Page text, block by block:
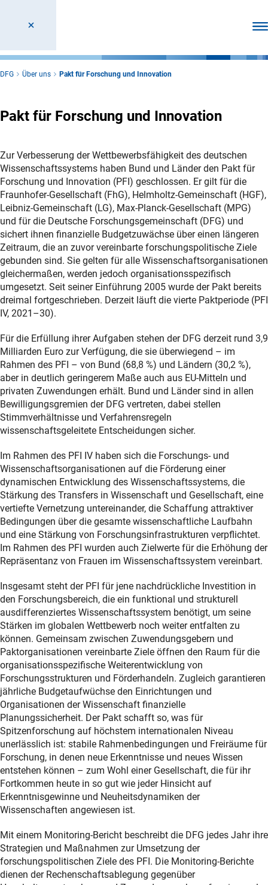
DFG Über uns Pakt für Forschung und Innovation
Pakt für Forschung und Innovation
Zur Verbesserung der Wettbewerbsfähigkeit des deutschen
Wissenschaftssystems haben Bund und Länder den Pakt für
Forschung und Innovation (PFI) geschlossen. Er gilt für die
Fraunhofer-Gesellschaft (FhG), Helmholtz-Gemeinschaft (HGF),
Leibniz-Gemeinschaft (LG), Max-Planck-Gesellschaft (MPG)
und für die Deutsche Forschungsgemeinschaft (DFG) und
sichert ihnen finanzielle Budgetzuwächse über einen längeren
Zeitraum, die an zuvor vereinbarte forschungspolitische Ziele
gebunden sind. Sie gelten für alle Wissenschaftsorganisationen
gleichermaßen, werden jedoch organisationsspezifisch
umgesetzt. Seit seiner Einführung 2005 wurde der Pakt bereits
dreimal fortgeschrieben. Derzeit läuft die vierte Paktperiode (PFI
IV, 2021–30).
Für die Erfüllung ihrer Aufgaben stehen der DFG derzeit rund 3,9
Milliarden Euro zur Verfügung, die sie überwiegend – im
Rahmen des PFI – von Bund (68,8 %) und Ländern (30,2 %),
aber in deutlich geringerem Maße auch aus EU-Mitteln und
privaten Zuwendungen erhält. Bund und Länder sind in allen
Bewilligungsgremien der DFG vertreten, dabei stellen
Stimmverhältnisse und Verfahrensregeln
wissenschaftsgeleitete Entscheidungen sicher.
Im Rahmen des PFI IV haben sich die Forschungs- und
Wissenschaftsorganisationen auf die Förderung einer
dynamischen Entwicklung des Wissenschaftssystems, die
Stärkung des Transfers in Wissenschaft und Gesellschaft, eine
vertiefte Vernetzung untereinander, die Schaffung attraktiver
Bedingungen über die gesamte wissenschaftliche Laufbahn
und eine Stärkung von Forschungsinfrastrukturen verpflichtet.
Im Rahmen des PFI wurden auch Zielwerte für die Erhöhung der
Repräsentanz von Frauen im Wissenschaftssystem vereinbart.
Insgesamt steht der PFI für jene nachdrückliche Investition in
den Forschungsbereich, die ein funktional und strukturell
ausdifferenziertes Wissenschaftssystem benötigt, um seine
Stärken im globalen Wettbewerb noch weiter entfalten zu
können. Gemeinsam zwischen Zuwendungsgebern und
Paktorganisationen vereinbarte Ziele öffnen den Raum für die
organisationsspezifische Weiterentwicklung von
Forschungsstrukturen und Förderhandeln. Zugleich garantieren
jährliche Budgetaufwüchse den Einrichtungen und
Organisationen der Wissenschaft finanzielle
Planungssicherheit. Der Pakt schafft so, was für
Spitzenforschung auf höchstem internationalen Niveau
unerlässlich ist: stabile Rahmenbedingungen und Freiräume für
Forschung, in denen neue Erkenntnisse und neues Wissen
entstehen können – zum Wohl einer Gesellschaft, die für ihr
Fortkommen heute in so gut wie jeder Hinsicht auf
Erkenntnisgewinne und Neuheitsdynamiken der
Wissenschaften angewiesen ist.
Mit einem Monitoring-Bericht beschreibt die DFG jedes Jahr ihre
Strategien und Maßnahmen zur Umsetzung der
forschungspolitischen Ziele des PFI. Die Monitoring-Berichte
dienen der Rechenschaftsablegung gegenüber